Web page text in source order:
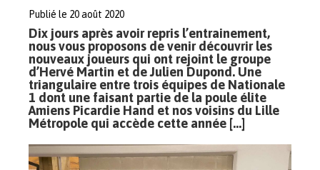
Publié le 20 août 2020
Dix jours après avoir repris l’entrainement,
nous vous proposons de venir découvrir les
nouveaux joueurs qui ont rejoint le groupe
d’Hervé Martin et de Julien Dupond. Une
triangulaire entre trois équipes de Nationale
1 dont une faisant partie de la poule élite
Amiens Picardie Hand et nos voisins du Lille
Métropole qui accède cette année […]